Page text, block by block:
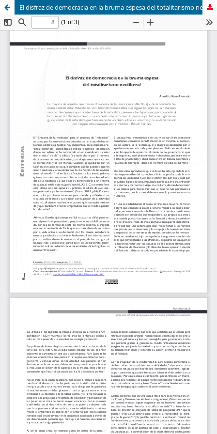
El disfraz de democracia en la bruma espesa del totalitarismo neoliberal